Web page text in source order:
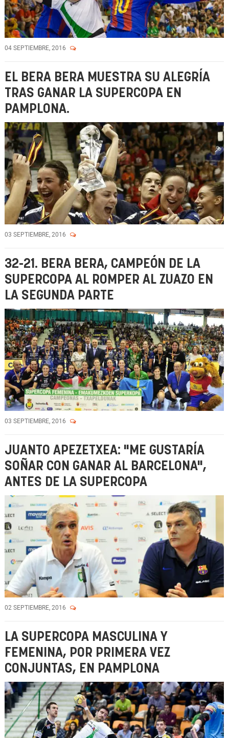
04 SEPTIEMBRE, 2016
EL BERA BERA MUESTRA SU ALEGRÍA
TRAS GANAR LA SUPERCOPA EN
PAMPLONA.
03 SEPTIEMBRE, 2016
32-21. BERA BERA, CAMPEÓN DE LA
SUPERCOPA AL ROMPER AL ZUAZO EN
LA SEGUNDA PARTE
03 SEPTIEMBRE, 2016
JUANTO APEZETXEA: "ME GUSTARÍA
SOÑAR CON GANAR AL BARCELONA",
ANTES DE LA SUPERCOPA
02 SEPTIEMBRE, 2016
LA SUPERCOPA MASCULINA Y
FEMENINA, POR PRIMERA VEZ
CONJUNTAS, EN PAMPLONA